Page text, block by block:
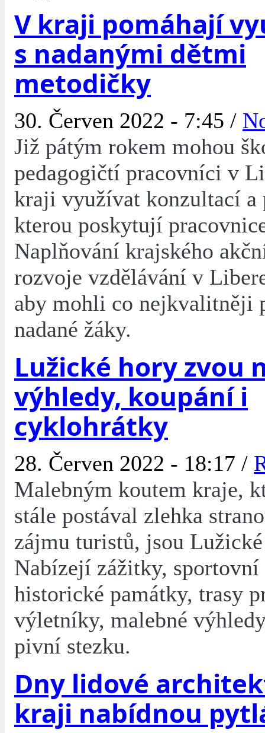
V kraji pomáhají
s nadanými dětmi
metodičky
30. Červen 2022 - 7:45 /
Již pátým rokem mohou
pedagogičtí pracovníci v
kraji využívat konzultací a
kterou poskytují
Naplňování krajského
rozvoje vzdělávání v
aby mohli co nejkvalitněji
nadané žáky.
Lužické hory zvou
výhledy, koupání i
cyklohrátky
28. Červen 2022 - 18:17 /
Malebným koutem kraje,
stále postával zlehka
zájmu turistů, jsou
Nabízejí zážitky,
historické památky, trasy
výletníky, malebné
pivní stezku.
Dny lidové
kraji nabídnou